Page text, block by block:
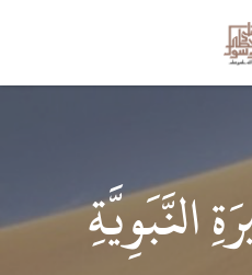
رَحْمَةً لِلْعَالَمِينَ
النَّبَوِيَّةِ